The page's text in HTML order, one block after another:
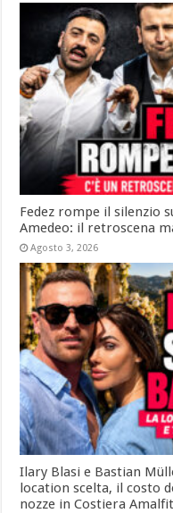
Fedez rompe il silenzio
Amedeo: il retroscena
Agosto 3, 2026
Ilary Blasi e Bastian
location scelta, il costo
nozze in Costiera